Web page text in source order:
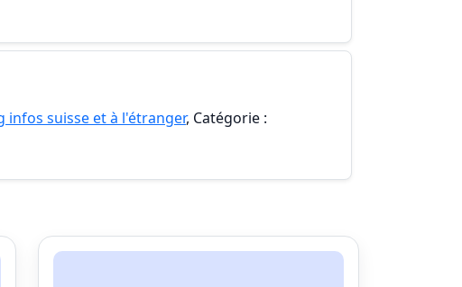
infos suisse et à l'étranger, Catégorie :